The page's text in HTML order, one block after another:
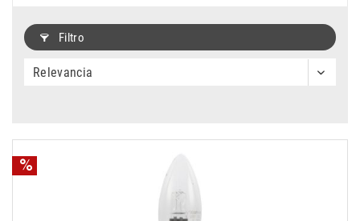
Filtro